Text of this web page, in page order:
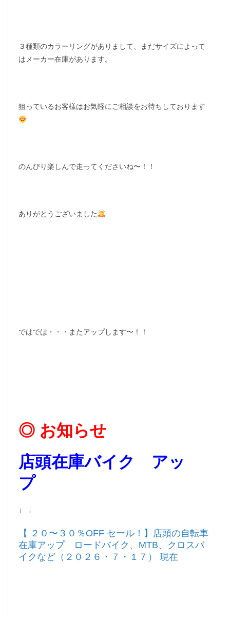
３種類のカラーリングがありまして、まだサイズによって
はメーカー在庫があります。
狙っているお客様はお気軽にご相談をお待ちしております
のんびり楽しんで走ってくださいね〜！！
ありがとうございました
ではでは・・・またアップします〜！！
◎ お知らせ
店頭在庫バイク アッ
プ
↓ ↓
【 ２０〜３０％OFF セール！】店頭の自転車
在庫アップ ロードバイク、MTB、クロスバ
イクなど（２０２６・７・１７） 現在